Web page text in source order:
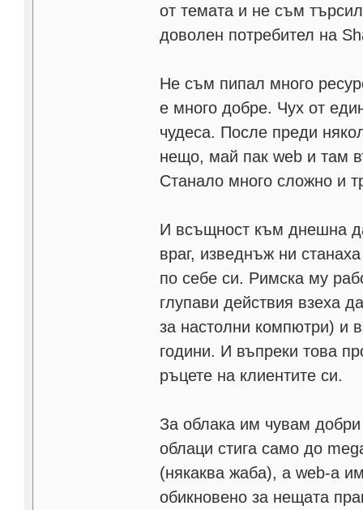
от темата и не съм
доволен потребител на
Не съм пипал много
е много добре. Чух от
чудеса. После преди
нещо, май пак web и там
Станало много сложно и
И всъщност към днешна
враг, изведнъж ни
по себе си. Римска му
глупави действия взеха
за настолни компютри) и
години. И въпреки това
ръцете на клиентите си.
За облака им чувам
облаци стига само до
(някаква жаба), a web-а
обикновено за нещата